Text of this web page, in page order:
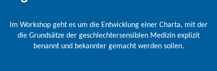
Im Workshop geht es um die Entwicklung einer Charta, mit der
die Grundsätze der geschlechtersensiblen Medizin explizit
benannt und bekannter gemacht werden sollen.